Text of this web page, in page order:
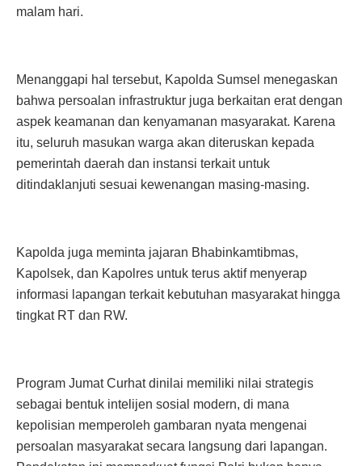
malam hari.
Menanggapi hal tersebut, Kapolda Sumsel menegaskan
bahwa persoalan infrastruktur juga berkaitan erat dengan
aspek keamanan dan kenyamanan masyarakat. Karena
itu, seluruh masukan warga akan diteruskan kepada
pemerintah daerah dan instansi terkait untuk
ditindaklanjuti sesuai kewenangan masing-masing.
Kapolda juga meminta jajaran Bhabinkamtibmas,
Kapolsek, dan Kapolres untuk terus aktif menyerap
informasi lapangan terkait kebutuhan masyarakat hingga
tingkat RT dan RW.
Program Jumat Curhat dinilai memiliki nilai strategis
sebagai bentuk intelijen sosial modern, di mana
kepolisian memperoleh gambaran nyata mengenai
persoalan masyarakat secara langsung dari lapangan.